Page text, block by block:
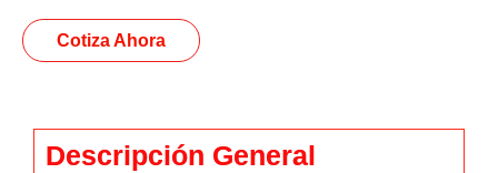
Cotiza Ahora
Descripción General